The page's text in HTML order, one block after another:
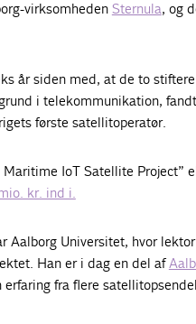
virksomheden Sternula, og
år siden med, at de to
i telekommunikation,
første satellitoperatør.
IoT Satellite Project”
kr. ind i.
Aalborg Universitet, hvor lektor
Han er i dag en del af
fra flere